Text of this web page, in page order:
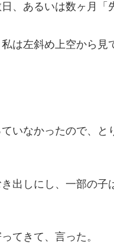
、あるいは数ヶ月「
は左斜め上空から見
いなかったので、と
出しにし、一部の子
てきて、言った。